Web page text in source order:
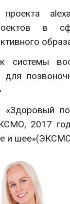
проекта
в
системы
для
«Здоровый
2017
и